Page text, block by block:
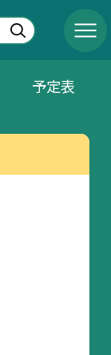
予定表